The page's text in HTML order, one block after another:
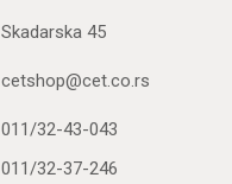
Skadarska 45
cetshop@cet.co.rs
011/32-43-043
011/32-37-246